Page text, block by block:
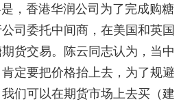
，香港华润公司为了完成购糖
司委托中间商，在美国和英国
货交易。陈云同志认为，当中
定要把价格抬上去，为了规避
们可以在期货市场上去买（建